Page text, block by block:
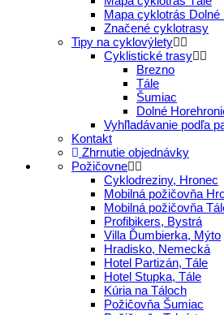
Mapa cyklotrás Dolné
Značené cyklotrasy
Tipy na cyklovýlety
Cyklistické trasy
Brezno
Tále
Šumiac
Dolné
Vyhľladávanie podľa
Kontakt
Zhrnutie objednávky
Požičovne
Cyklodreziny, Hronec
Mobilná požičovňa
Mobilná požičovňa
Profibikers, Bystrá
Villa Ďumbierka, Mýto
Hradisko, Nemecká
Hotel Partizán, Tále
Hotel Stupka, Tále
Kúria na Táloch
Požičovňa Šumiac